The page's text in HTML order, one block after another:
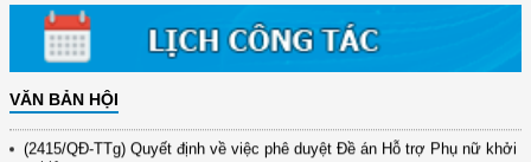
VĂN BẢN HỘI
xây dựng ...
(891/KH-ĐCT) Kế hoạch thực hiện Nghị quyết số 72-NQ/TW ngày
9/9/2025 của Bộ ...
(2415/QĐ-TTg) Quyết định về việc phê duyệt Đề án Hỗ trợ Phụ nữ khởi
nghiệp ...